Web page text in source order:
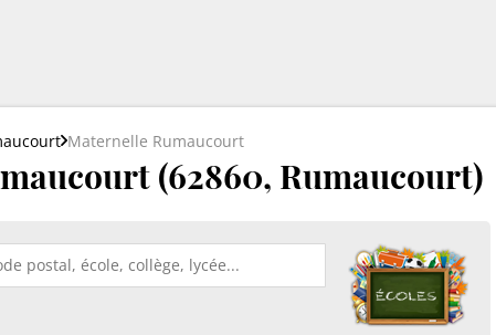
Maternelle Rumaucourt
(62860, Rumaucourt)